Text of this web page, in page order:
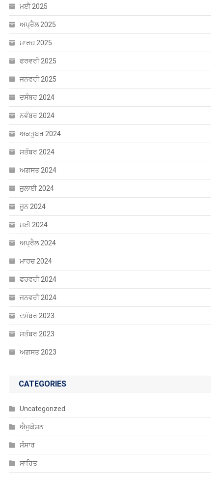
ਮਈ 2025
ਅਪ੍ਰੈਲ 2025
ਮਾਰਚ 2025
ਫਰਵਰੀ 2025
ਜਨਵਰੀ 2025
ਦਸੰਬਰ 2024
ਨਵੰਬਰ 2024
ਅਕਤੂਬਰ 2024
ਸਤੰਬਰ 2024
ਅਗਸਤ 2024
ਜੁਲਾਈ 2024
ਜੂਨ 2024
ਮਈ 2024
ਅਪ੍ਰੈਲ 2024
ਮਾਰਚ 2024
ਫਰਵਰੀ 2024
ਜਨਵਰੀ 2024
ਦਸੰਬਰ 2023
ਸਤੰਬਰ 2023
ਅਗਸਤ 2023
CATEGORIES
Uncategorized
ਐਜੂਕੇਸ਼ਨ
ਸੰਸਾਰ
ਸਾਹਿਤ